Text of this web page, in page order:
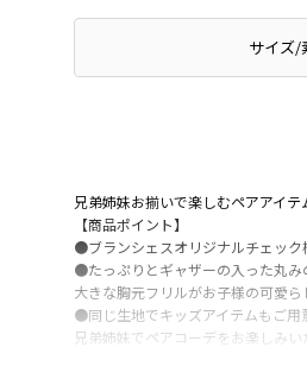
サイズ/
兄弟姉妹お揃いで楽しむペアアイテ
【商品ポイント】
●ブランシェスオリジナルチェック
●たっぷりとギャザーの入った丸み
大きな胸元フリルがお子様の可愛ら
●同じ生地でキッズアイテムもご用
兄弟姉妹でペアコーデをお楽しみい